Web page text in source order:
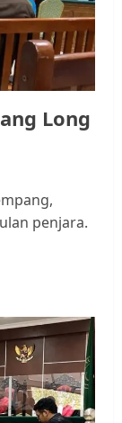
Long
penjara.